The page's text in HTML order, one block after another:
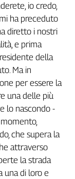
io credo,
ha preceduto
diretto i nostri
e prima
della
Ma in
per essere la
una delle più
lo nascondo -
che supera la
attraverso
la strada
una di loro e